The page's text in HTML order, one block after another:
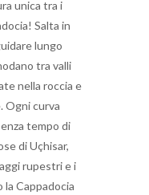
unica tra i
Salta in
lungo
tra valli
nella roccia e
Ogni curva
tempo di
di Uçhisar,
rupestri e i
la Cappadocia